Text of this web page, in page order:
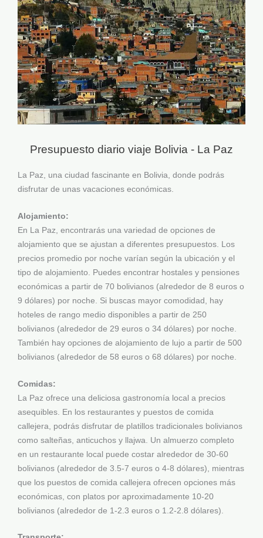
Presupuesto diario viaje Bolivia - La Paz
La Paz, una ciudad fascinante en Bolivia, donde podrás
disfrutar de unas vacaciones económicas.
Alojamiento:
En La Paz, encontrarás una variedad de opciones de
alojamiento que se ajustan a diferentes presupuestos. Los
precios promedio por noche varían según la ubicación y el
tipo de alojamiento. Puedes encontrar hostales y pensiones
económicas a partir de 70 bolivianos (alrededor de 8 euros o
9 dólares) por noche. Si buscas mayor comodidad, hay
hoteles de rango medio disponibles a partir de 250
bolivianos (alrededor de 29 euros o 34 dólares) por noche.
También hay opciones de alojamiento de lujo a partir de 500
bolivianos (alrededor de 58 euros o 68 dólares) por noche.
Comidas:
La Paz ofrece una deliciosa gastronomía local a precios
asequibles. En los restaurantes y puestos de comida
callejera, podrás disfrutar de platillos tradicionales bolivianos
como salteñas, anticuchos y llajwa. Un almuerzo completo
en un restaurante local puede costar alrededor de 30-60
bolivianos (alrededor de 3.5-7 euros o 4-8 dólares), mientras
que los puestos de comida callejera ofrecen opciones más
económicas, con platos por aproximadamente 10-20
bolivianos (alrededor de 1-2.3 euros o 1.2-2.8 dólares).